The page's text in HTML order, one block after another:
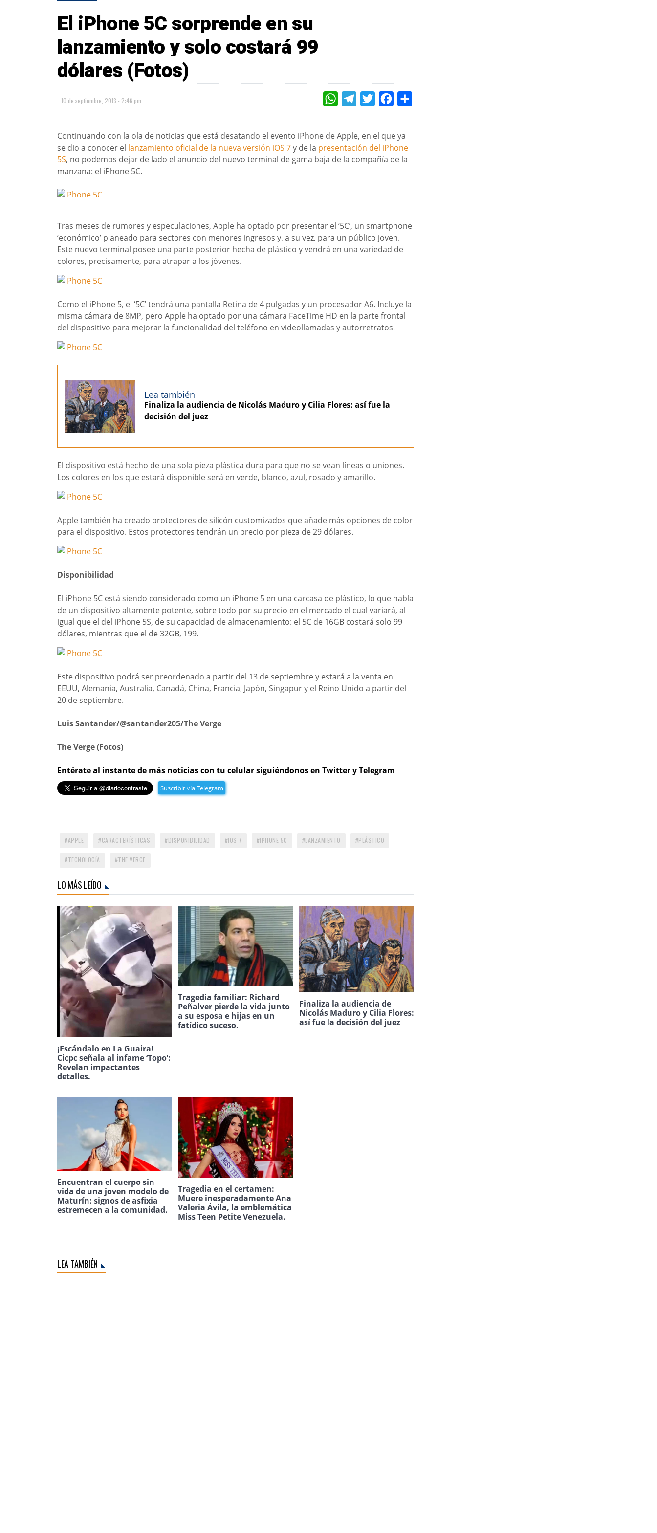
El iPhone 5C sorprende en su
lanzamiento y solo costará 99
dólares (Fotos)
10 de septiembre, 2013 - 2:46 pm WHATSAPPTELEGRAMTWITTERFACEBOOK
Continuando con la ola de noticias que está desatando el evento iPhone de Apple, en el que ya
se dio a conocer el lanzamiento oficial de la nueva versión iOS 7y de la presentación del iPhone
5S, no podemos dejar de lado el anuncio del nuevo terminal de gama baja de la compañía de la
manzana: el iPhone 5C.
Tras meses de rumores y especulaciones, Apple ha optado por presentar el ‘5C’, un smartphone
‘económico’ planeado para sectores con menores ingresos y, a su vez, para un público joven.
Este nuevo terminal posee una parte posterior hecha de plástico y vendrá en una variedad de
colores, precisamente, para atrapar a los jóvenes.
Como el iPhone 5, el ‘5C’ tendrá una pantalla Retina de 4 pulgadas y un procesador A6. Incluye la
misma cámara de 8MP, pero Apple ha optado por una cámara FaceTime HD en la parte frontal
del dispositivo para mejorar la funcionalidad del teléfono en videollamadas y autorretratos.
Lea también
Finaliza la audiencia de Nicolás Maduro y Cilia Flores: así fue la
decisión del juez
El dispositivo está hecho de una sola pieza plástica dura para que no se vean líneas o uniones.
Los colores en los que estará disponible será en verde, blanco, azul, rosado y amarillo.
Apple también ha creado protectores de silicón customizados que añade más opciones de color
para el dispositivo. Estos protectores tendrán un precio por pieza de 29 dólares.
Disponibilidad
El iPhone 5C está siendo considerado como un iPhone 5 en una carcasa de plástico, lo que habla
de un dispositivo altamente potente, sobre todo por su precio en el mercado el cual variará, al
igual que el del iPhone 5S, de su capacidad de almacenamiento: el 5C de 16GB costará solo 99
dólares, mientras que el de 32GB, 199.
Este dispositivo podrá ser preordenado a partir del 13 de septiembre y estará a la venta en
EEUU, Alemania, Australia, Canadá, China, Francia, Japón, Singapur y el Reino Unido a partir del
20 de septiembre.
Luis Santander/@santander205/The Verge
The Verge (Fotos)
Entérate al instante de más noticias con tu celular siguiéndonos en Twitter y Telegram
Suscribir vía Telegram
APPLE CARACTERÍSTICAS DISPONIBILIDAD IOS 7 IPHONE 5C LANZAMIENTO PLÁSTICO
TECNOLOGÍA THE VERGE
LO MÁS LEÍDO
¡Escándalo en La Guaira!
Cicpc señala al infame ‘Topo’:
Revelan impactantes
detalles.
Tragedia familiar: Richard
Peñalver pierde la vida junto
a su esposa e hijas en un
fatídico suceso.
Finaliza la audiencia de
Nicolás Maduro y Cilia Flores:
así fue la decisión del juez
Encuentran el cuerpo sin
vida de una joven modelo de
Maturín: signos de asfixia
estremecen a la comunidad.
Tragedia en el certamen:
Muere inesperadamente Ana
Valeria Ávila, la emblemática
Miss Teen Petite Venezuela.
LEA TAMBIÉN